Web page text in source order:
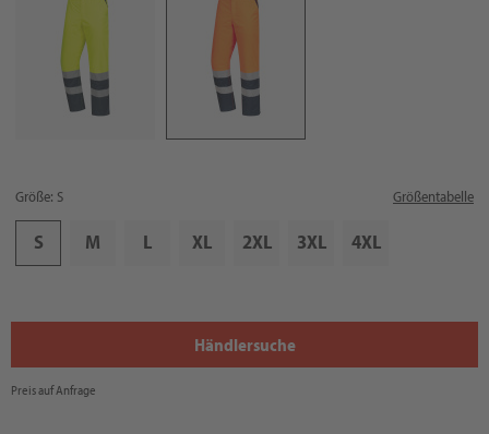
Größe: S Größentabelle
S M L XL 2XL 3XL 4XL
Händlersuche
Preis auf Anfrage